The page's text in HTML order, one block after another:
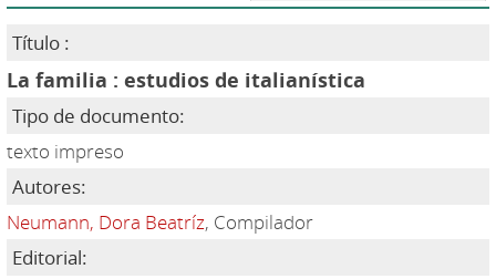
Título :
La familia : estudios de italianística
Tipo de documento:
texto impreso
Autores:
Neumann, Dora Beatríz, Compilador
Editorial: